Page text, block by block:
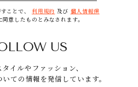
ことで、 利用規約 及び 個人情報保
同意したものとみなされます。
US
タイルやファッション、
ての情報を発信しています。